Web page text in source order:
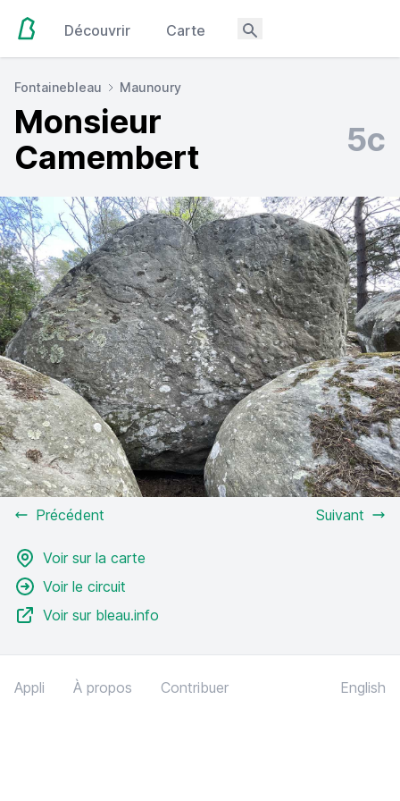
Découvrir Carte
Fontainebleau Maunoury
Monsieur
Camembert
5c
Précédent Suivant
Voir sur la carte
Voir le circuit
Voir sur bleau.info
Appli À propos Contribuer English